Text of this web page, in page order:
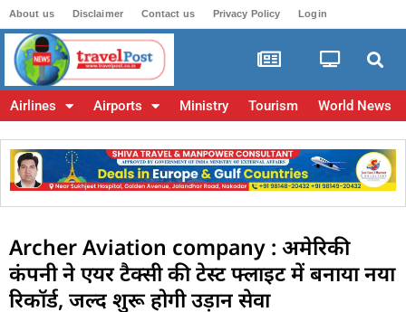
About us Disclaimer Contact us Privacy Policy Login
Airlines Airports Ministry Tourism World News
Archer Aviation company : अमेरिकी
कंपनी ने एयर टैक्सी की टेस्ट फ्लाइट में बनाया नया
रिकॉर्ड, जल्द शुरू होगी उड़ान सेवा